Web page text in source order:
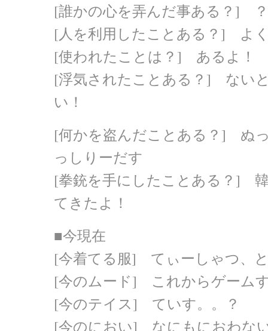
[誰かの心を弄んだ事ある？]
[人を利用したことある？] よ
[使われたことは？] あるよ！
[浮気されたことある？] ない
い！
[何かを盗んだことある？] ぬ
っしりーだす
[拳銃を手にしたことある？]
てきたよ！
■今現在
[今着てる服] てぃーしゃつ、
[今のムード] これからゲーム
[今のテイス] ていす。。？
[今のにおい] なにもにおわな